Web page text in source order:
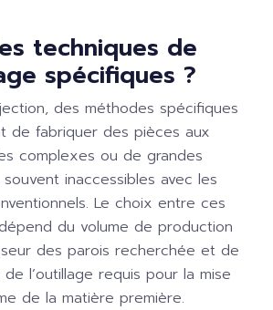
techniques de
spécifiques ?
des méthodes spécifiques
de fabriquer des pièces aux
complexes ou de grandes
souvent inaccessibles avec les
Le choix entre ces
du volume de production
des parois recherchée et de
l’outillage requis pour la mise
de la matière première.